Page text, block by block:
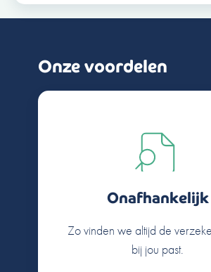
Onze voordelen
Onafhankelijk
Zo vinden we altijd de
bij jou past.